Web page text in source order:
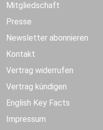
Mitgliedschaft
Presse
Newsletter abonnieren
Kontakt
Vertrag widerrufen
Vertrag kündigen
English Key Facts
Impressum